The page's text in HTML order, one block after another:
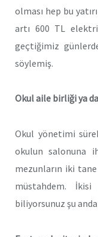
olması hep bu
artı 600 TL
geçtiğimiz
söylemiş.
Okul aile birliği ya
Okul yönetimi
okulun salonuna
mezunların iki
müstahdem.
biliyorsunuz şu